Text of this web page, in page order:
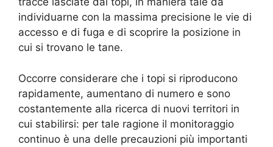
individuarne con la massima precisione le vie di
accesso e di fuga e di scoprire la posizione in
cui si trovano le tane.
Occorre considerare che i topi si riproducono
rapidamente, aumentano di numero e sono
costantemente alla ricerca di nuovi territori in
cui stabilirsi: per tale ragione il monitoraggio
continuo è una delle precauzioni più importanti